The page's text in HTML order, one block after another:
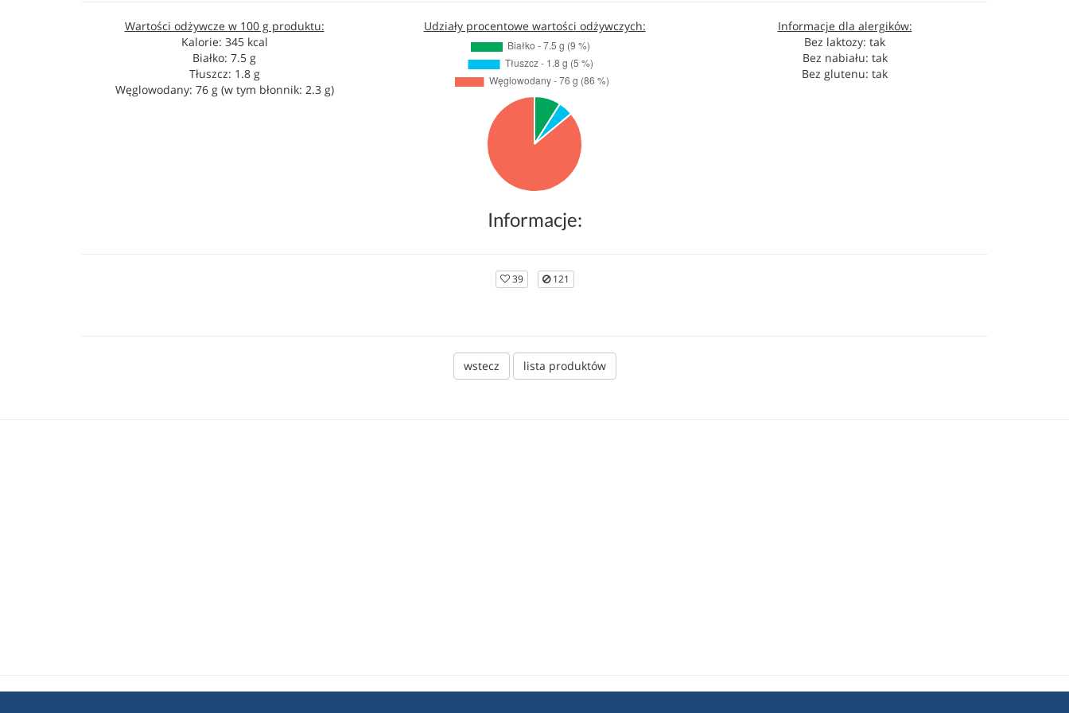
Wartości odżywcze w 100 g produktu:
Kalorie: 345 kcal
Białko: 7.5 g
Tłuszcz: 1.8 g
Węglowodany: 76 g (w tym błonnik: 2.3 g)
Udziały procentowe wartości odżywczych:
Informacje dla alergików:
Bez laktozy: tak
Bez nabiału: tak
Bez glutenu: tak
Informacje:
39 121
wstecz lista produktów